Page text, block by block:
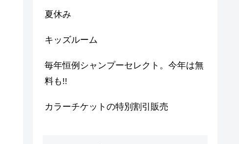
夏休み
キッズルーム
毎年恒例シャンプーセレクト。今年は無
料も!!
カラーチケットの特別割引販売